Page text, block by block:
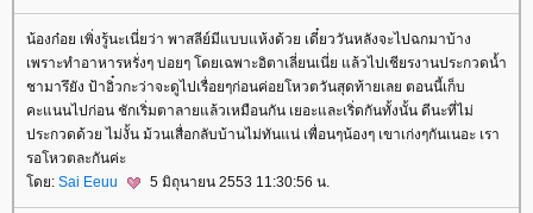
น้องก๋อย เพิ่งรู้นะเนี่ยว่า พาสลีย์มีแบบแห้งด้วย เดี๋ยววันหลังจะไปฉกมาบ้าง
เพราะทำอาหารหรั่งๆ บ่อยๆ โดยเฉพาะอิตาเลี่ยนเนี่ย แล้วไปเชียรงานประกวดน้ำ
ชามารึยัง ป้าอิ๋วกะว่าจะดูไปเรื่อยๆก่อนค่อยโหวตวันสุดท้ายเลย ตอนนี้เก็บ
คะแนนไปก่อน ชักเริ่มตาลายแล้วเหมือนกัน เยอะและเริ่ดกันทั้งนั้น ดีนะที่ไม่
ประกวดด้วย ไม่งั้น ม้วนเสื่อกลับบ้านไม่ทันแน่ เพื่อนๆน้องๆ เขาเก่งๆกันเนอะ เรา
รอโหวตละกันค่ะ
ดย: Sai Eeuu 5 มิถุนายน 2553 11:30:56 น.